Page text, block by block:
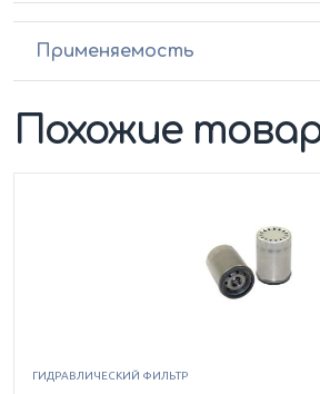
Применяемость
Похожие
ГИДРАВЛИЧЕСКИЙ ФИЛЬТР